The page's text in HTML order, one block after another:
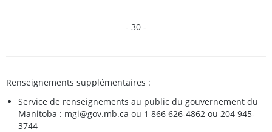
- 30 -
Renseignements supplémentaires :
Service de renseignements au public du gouvernement du
Manitoba : mgi@gov.mb.ca ou 1 866 626-4862 ou 204 945-
3744